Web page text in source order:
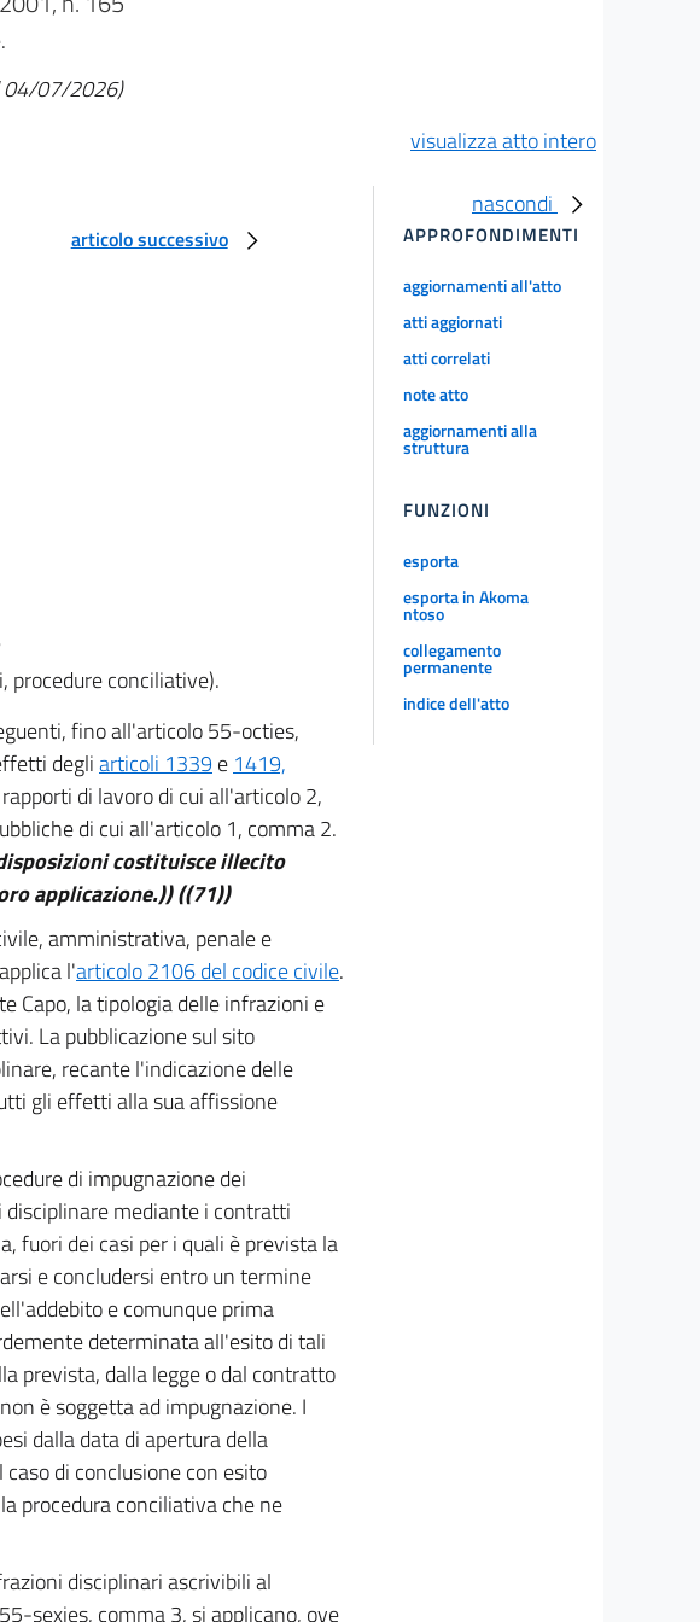
04/07/2026)
visualizza atto intero
articolo successivo
procedure conciliative).
fino all'articolo 55-octies,
degliarticoli 1339 e 1419,
di lavoro di cui all'articolo 2,
di cui all'articolo 1, comma 2.
costituisce illecito
applicazione.))((71))
amministrativa, penale e
l'articolo 2106 del codice civile.
Capo, la tipologia delle infrazioni e
La pubblicazione sul sito
recante l'indicazione delle
gli effetti alla sua affissione
di impugnazione dei
mediante i contratti
fuori dei casi per i quali è prevista la
e concludersi entro un termine
e comunque prima
determinata all'esito di tali
prevista, dalla legge o dal contratto
è soggetta ad impugnazione. I
dalla data di apertura della
di conclusione con esito
procedura conciliativa che ne
disciplinari ascrivibili al
sexies, comma 3, si applicano, ove
nascondi
APPROFONDIMENTI
aggiornamenti all'atto
atti aggiornati
atti correlati
note atto
aggiornamenti alla
struttura
FUNZIONI
esporta
esporta in Akoma
ntoso
collegamento
permanente
indice dell'atto